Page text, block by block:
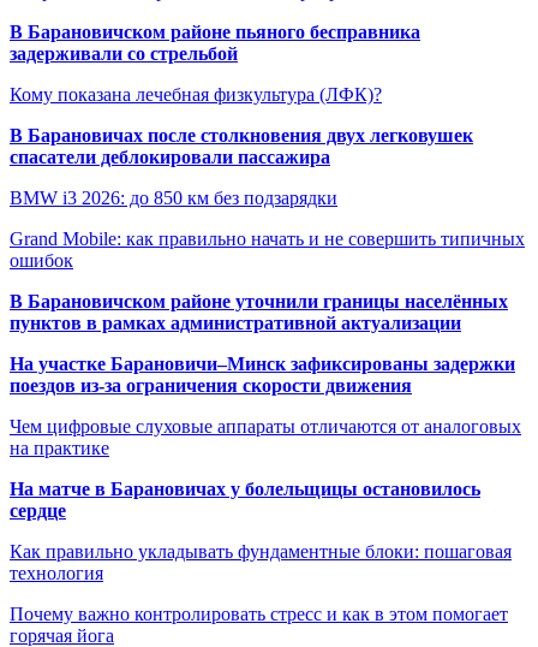
В Барановичском районе пьяного бесправника
задерживали со стрельбой
Кому показана лечебная физкультура (ЛФК)?
В Барановичах после столкновения двух легковушек
спасатели деблокировали пассажира
BMW i3 2026: до 850 км без подзарядки
Grand Mobile: как правильно начать и не совершить типичных
ошибок
В Барановичском районе уточнили границы населённых
пунктов в рамках административной актуализации
На участке Барановичи–Минск зафиксированы задержки
поездов из-за ограничения скорости движения
Чем цифровые слуховые аппараты отличаются от аналоговых
на практике
На матче в Барановичах у болельщицы остановилось
сердце
Как правильно укладывать фундаментные блоки: пошаговая
технология
Почему важно контролировать стресс и как в этом помогает
горячая йога